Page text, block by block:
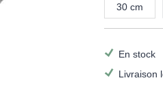
30 cm
En stock
Livraison